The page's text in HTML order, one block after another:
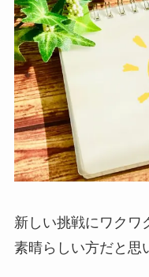
新しい挑戦にワクワ
素晴らしい方だと思